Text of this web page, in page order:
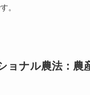
。
ナル農法：農